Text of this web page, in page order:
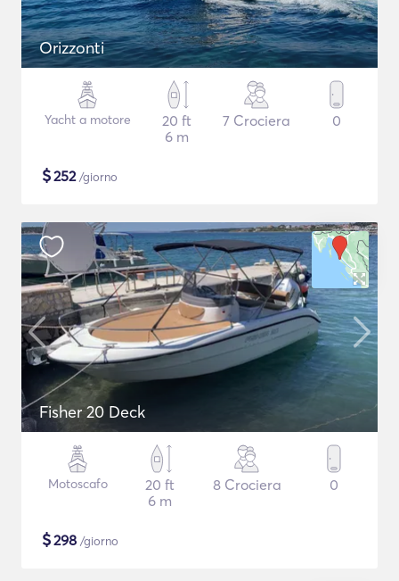
Orizzonti
Yacht a motore
20 ft
6 m
7 Crociera 0
$252/giorno
Fisher 20 Deck
Motoscafo
20 ft
6 m
8 Crociera 0
$298 /giorno